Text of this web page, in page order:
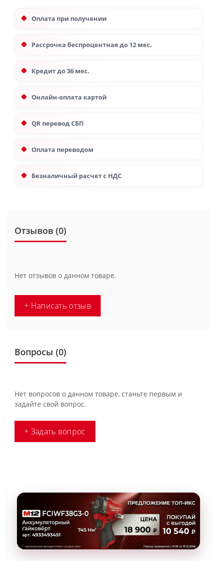
Оплата при получении
Рассрочка беспроцентная до 12 мес.
Кредит до 36 мес.
Онлайн-оплата картой
QR перевод СБП
Оплата переводом
Безналичный расчет с НДС
Отзывов (0)
Нет отзывов о данном товаре.
+ Написать отзыв
Вопросы (0)
Нет вопросов о данном товаре, станьте первым и
задайте свой вопрос.
+ Задать вопрос